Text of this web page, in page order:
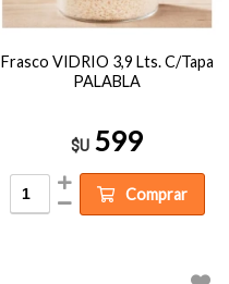
Frasco VIDRIO 3,9 Lts. C/Tapa
PALABLA
$U 599
Comprar